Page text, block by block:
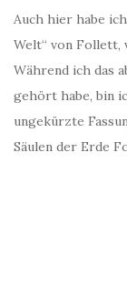
Auch hier habe
Welt“ von Follett,
Während ich das
gehört habe, bin
ungekürzte
Säulen der Erde